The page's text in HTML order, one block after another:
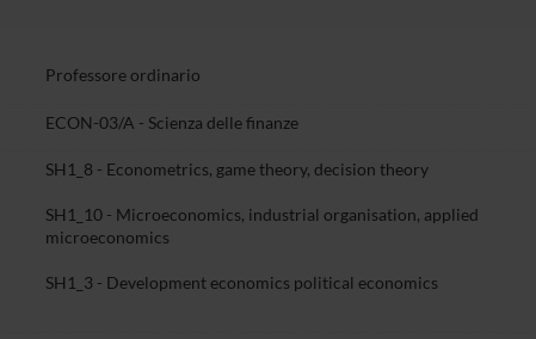
Professore ordinario
ECON-03/A - Scienza delle finanze
SH1_8 - Econometrics, game theory, decision theory
SH1_10 - Microeconomics, industrial organisation, applied
microeconomics
SH1_3 - Development economics political economics